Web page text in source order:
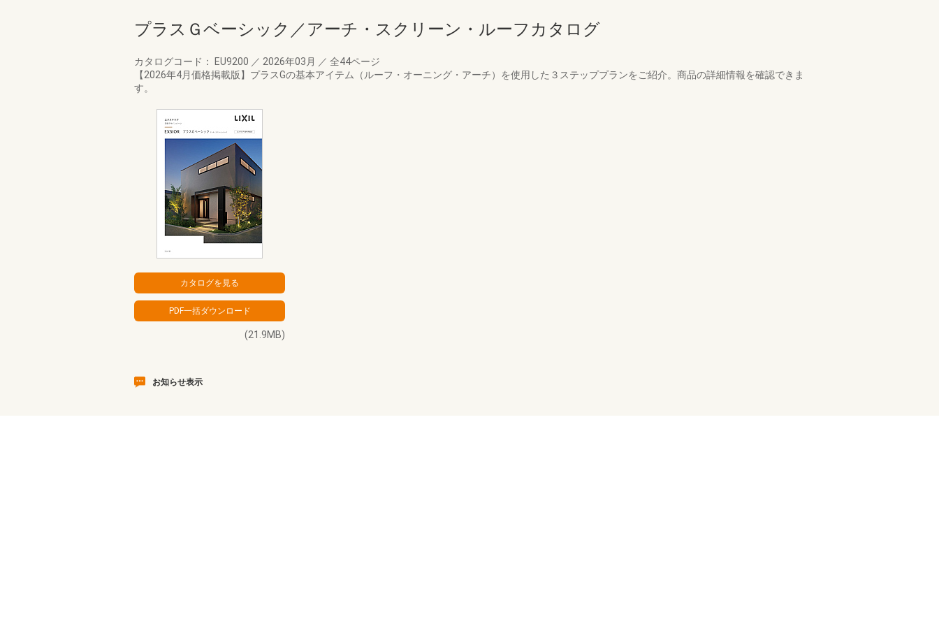
プラスＧベーシック／アーチ・スクリーン・ルーフカタログ
カタログコード： EU9200 ／ 2026年03月 ／ 全44ページ
【2026年4月価格掲載版】プラスGの基本アイテム（ルーフ・オーニング・アーチ）を使用した３ステッププランをご紹介。商品の詳細情報を確認できま
す。
(21.9MB)
お知らせ表示